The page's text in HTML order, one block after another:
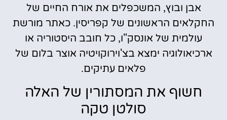
אבן ובוץ, המשכפלים את אורח החיים של
החקלאים הראשונים של קפריסין. כאתר מורשת
עולמית של אונסק"ו, כל חובב היסטוריה או
ארכיאולוגיה ימצא בצ'וירוקויטיה אוצר בלום של
פלאים עתיקים.
חשוף את המסתורין של האלה
סולטן טקה